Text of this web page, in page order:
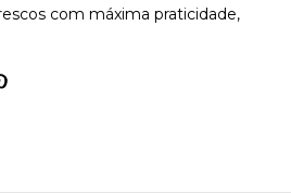
com máxima praticidade,